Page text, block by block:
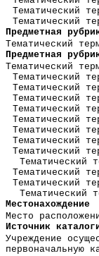
Тематический
Тематический
Предметная
Тематический
Предметная
Тематический
Тематический
Тематический
Тематический
Тематический
Тематический
Тематический
Тематический
Тематический
Тематический
Тематический
Тематический
Тематический
Местонахождение
Место
Источник
Учреждение
первоначальную